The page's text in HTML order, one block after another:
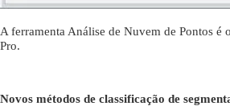
A ferramenta Análise de Nuvem de Pontos
Pro.
Novos métodos de classificação de